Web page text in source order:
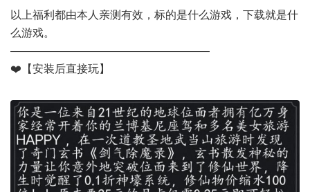
以上福利都由本人亲测有效，标的是什么游戏，下载就是什
么游戏。
——————————————————
❤️【安装后直接玩】